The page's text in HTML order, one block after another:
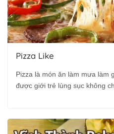
Pizza Like
Pizza là món ăn làm mưa làm
được giới trẻ lùng sục không